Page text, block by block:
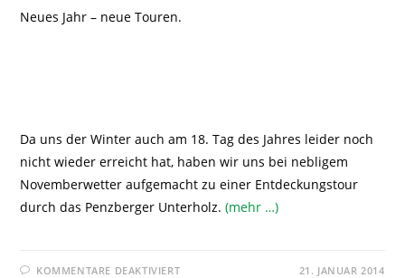
Neues Jahr – neue Touren.
Da uns der Winter auch am 18. Tag des Jahres leider noch
nicht wieder erreicht hat, haben wir uns bei nebligem
Novemberwetter aufgemacht zu einer Entdeckungstour
durch das Penzberger Unterholz.(mehr …)
KOMMENTARE DEAKTIVIERT 21. JANUAR 2014